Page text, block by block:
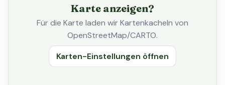
Karte anzeigen?
Für die Karte laden wir Kartenkacheln von
OpenStreetMap/CARTO.
Karten-Einstellungen öffnen